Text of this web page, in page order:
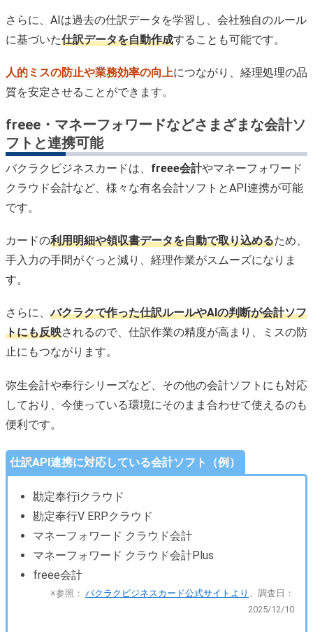
さらに、AIは過去の仕訳データを学習し、会社独自のルール
に基づいた仕訳データを自動作成することも可能です。
人的ミスの防止や業務効率の向上につながり、経理処理の品
質を安定させることができます。
freee・マネーフォワードなどさまざまな会計ソ
フトと連携可能
バクラクビジネスカードは、 freee会計やマネーフォワード
クラウド会計など、様々な有名会計ソフトとAPI連携が可能
です。
カードの利用明細や領収書データを自動で取り込めるため、
手入力の手間がぐっと減り、経理作業がスムーズになりま
す。
さらに、バクラクで作った仕訳ルールやAIの判断が会計ソフ
トにも反映されるので、仕訳作業の精度が高まり、ミスの防
止にもつながります。
弥生会計や奉行シリーズなど、その他の会計ソフトにも対応
しており、今使っている環境にそのまま合わせて使えるのも
便利です。
仕訳API連携に対応している会計ソフト（例）
勘定奉行iクラウド
勘定奉行V ERPクラウド
マネーフォワード クラウド会計
マネーフォワード クラウド会計Plus
freee会計
※参照： バクラクビジネスカード公式サイトより
、調査日：
2025/12/10